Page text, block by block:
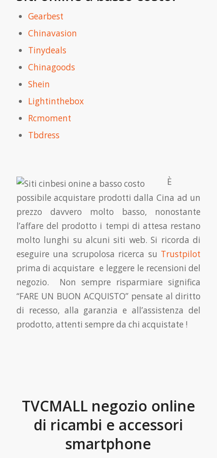
Gearbest
Chinavasion
Tinydeals
Chinagoods
Shein
Lightinthebox
Rcmoment
Tbdress
È
possibile acquistare prodotti dalla Cina ad un
prezzo davvero molto basso, nonostante
l’affare del prodotto i tempi di attesa restano
molto lunghi su alcuni siti web. Si ricorda di
eseguire una scrupolosa ricerca su Trustpilot
prima di acquistare e leggere le recensioni del
negozio. Non sempre risparmiare significa
“FARE UN BUON ACQUISTO” pensate al diritto
di recesso, alla garanzia e all’assistenza del
prodotto, attenti sempre da chi acquistate !
TVCMALL negozio online
di ricambi e accessori
smartphone